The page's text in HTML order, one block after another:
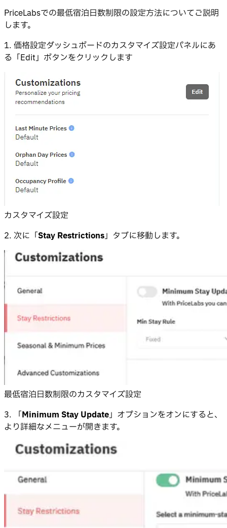
PriceLabsでの最低宿泊日数制限の設定方法についてご説明
します。
1. 価格設定ダッシュボードのカスタマイズ設定パネルにあ
る「Edit」ボタンをクリックします
カスタマイズ設定
2. 次に「Stay Restrictions」タブに移動します。
最低宿泊日数制限のカスタマイズ設定
3. 「Minimum Stay Update」オプションをオンにすると、
より詳細なメニューが開きます。